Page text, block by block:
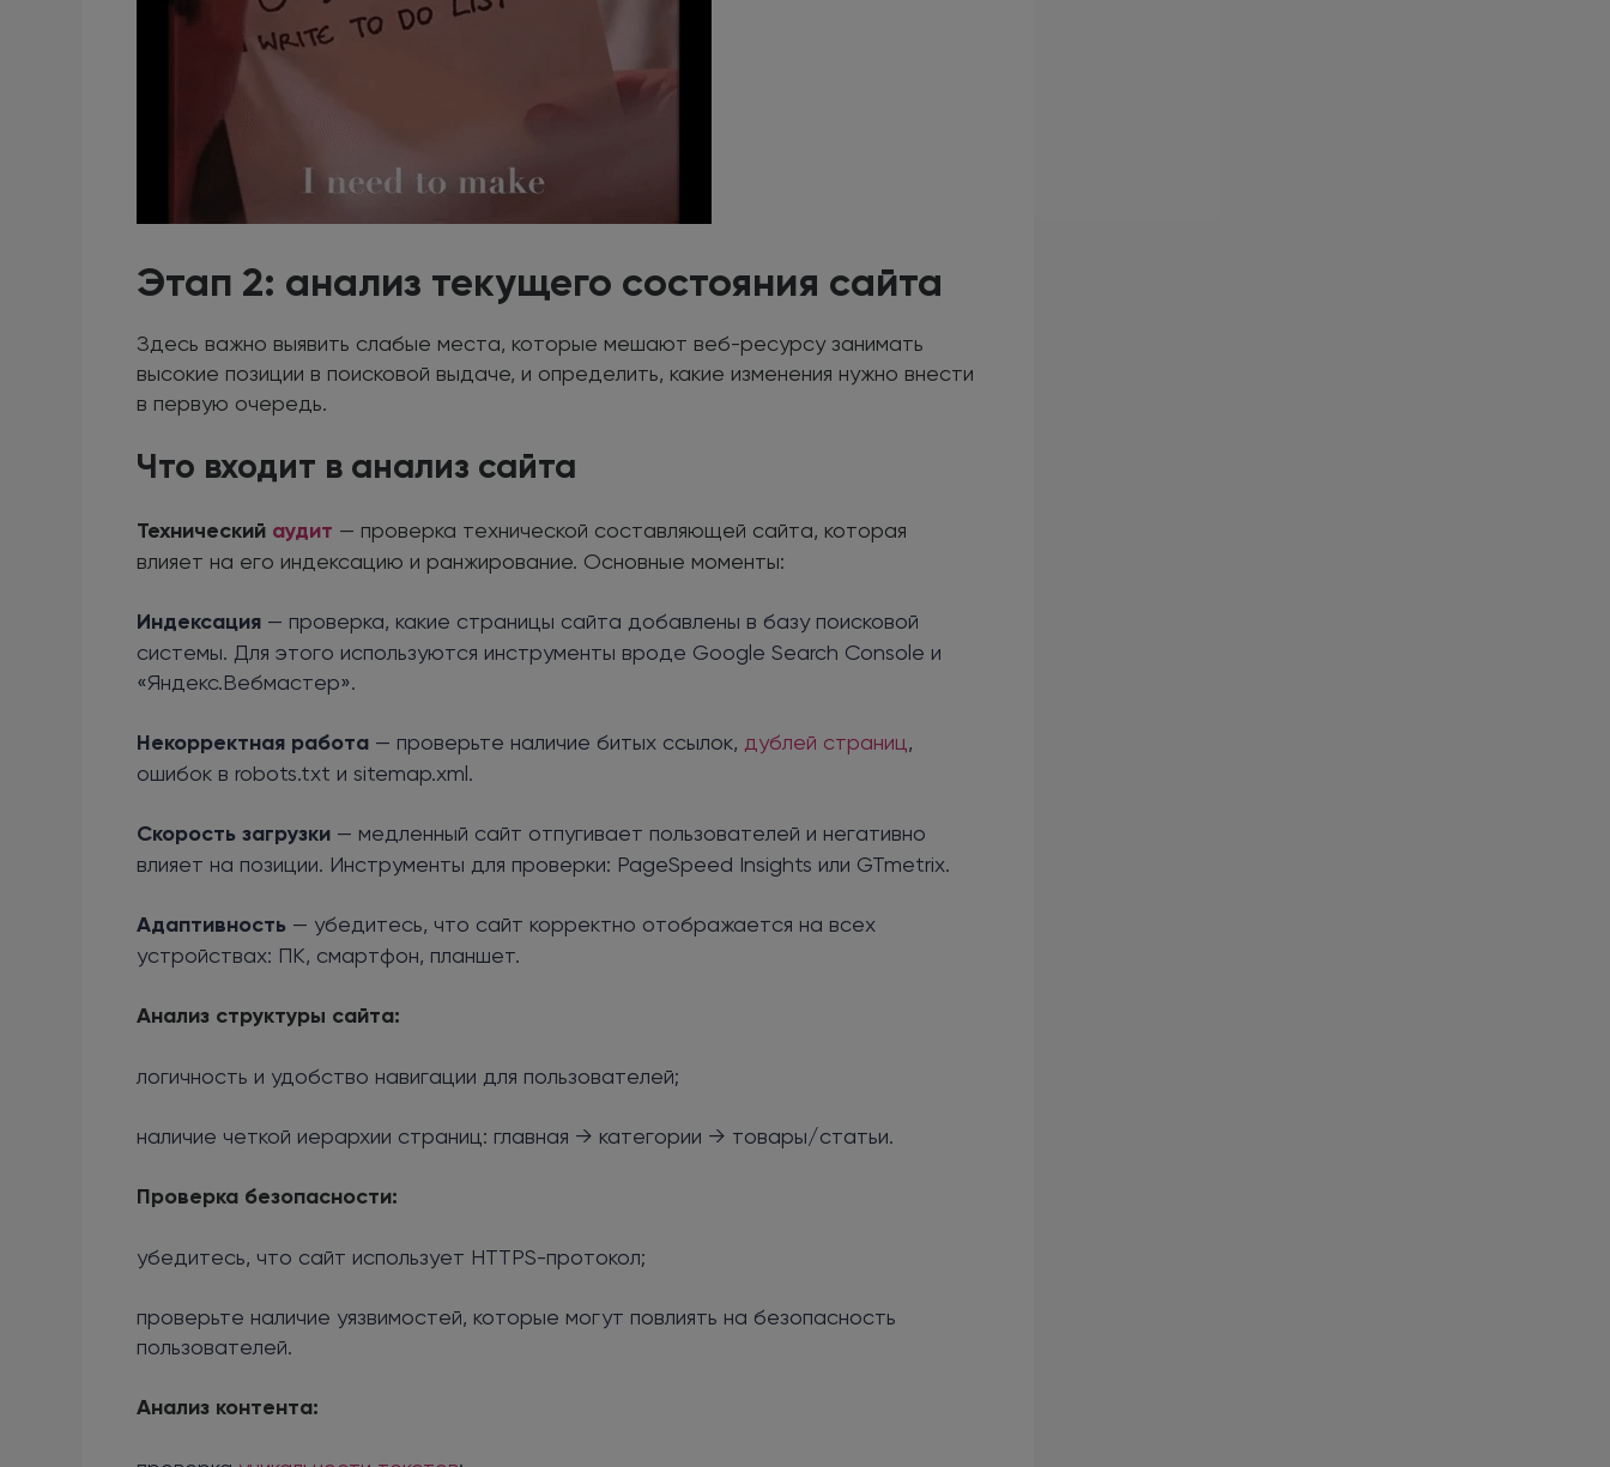
Этап 2: анализ текущего состояния сайта
Здесь важно выявить слабые места, которые мешают веб-ресурсу занимать
высокие позиции в поисковой выдаче, и определить, какие изменения нужно внести
в первую очередь.
Что входит в анализ сайта
Технический аудит — проверка технической составляющей сайта, которая
влияет на его индексацию и ранжирование. Основные моменты:
Индексация — проверка, какие страницы сайта добавлены в базу поисковой
системы. Для этого используются инструменты вроде Google Search Console и
«Яндекс.Вебмастер».
Некорректная работа — проверьте наличие битых ссылок, дублей страниц,
ошибок в robots.txt и sitemap.xml.
Скорость загрузки — медленный сайт отпугивает пользователей и негативно
влияет на позиции. Инструменты для проверки: PageSpeed Insights или GTmetrix.
Адаптивность — убедитесь, что сайт корректно отображается на всех
устройствах: ПК, смартфон, планшет.
Анализ структуры сайта:
логичность и удобство навигации для пользователей;
наличие четкой иерархии страниц: главная → категории → товары/статьи.
Проверка безопасности:
убедитесь, что сайт использует HTTPS-протокол;
проверьте наличие уязвимостей, которые могут повлиять на безопасность
пользователей.
Анализ контента: